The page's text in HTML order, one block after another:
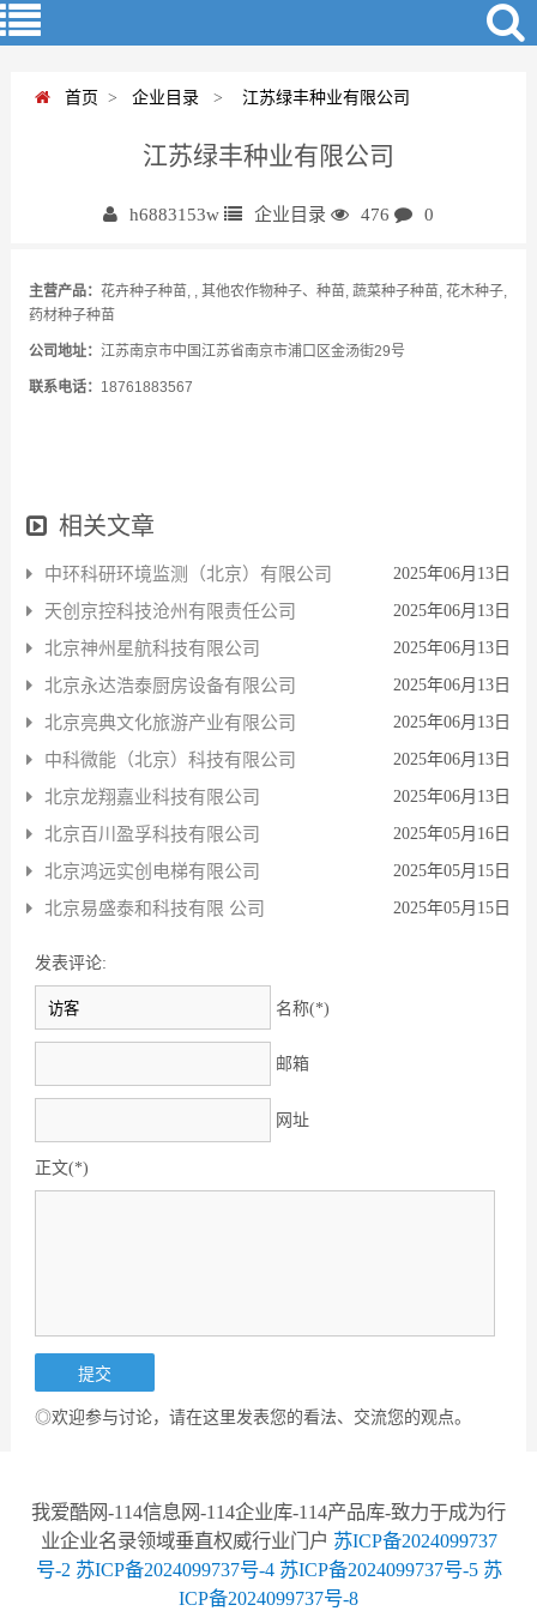
首页 > 企业目录 > 江苏绿丰种业有限公司
江苏绿丰种业有限公司
h6883153w 企业目录 476 0
主营产品： 花卉种子种苗, , 其他农作物种子、种苗, 蔬菜种子种苗, 花木种子,
药材种子种苗
公司地址： 江苏南京市中国江苏省南京市浦口区金汤街29号
联系电话： 18761883567
相关文章
中环科研环境监测（北京）有限公司 2025年06月13日
天创京控科技沧州有限责任公司 2025年06月13日
北京神州星航科技有限公司 2025年06月13日
北京永达浩泰厨房设备有限公司 2025年06月13日
北京亮典文化旅游产业有限公司 2025年06月13日
中科微能（北京）科技有限公司 2025年06月13日
北京龙翔嘉业科技有限公司 2025年06月13日
北京百川盈孚科技有限公司 2025年05月16日
北京鸿远实创电梯有限公司 2025年05月15日
北京易盛泰和科技有限 公司 2025年05月15日
发表评论:
名称(*)
邮箱
网址
正文(*)
◎欢迎参与讨论，请在这里发表您的看法、交流您的观点。
我爱酷网-114信息网-114企业库-114产品库-致力于成为行
业企业名录领域垂直权威行业门户 苏ICP备2024099737
号-2 苏ICP备2024099737号-4 苏ICP备2024099737号-5 苏
ICP备2024099737号-8